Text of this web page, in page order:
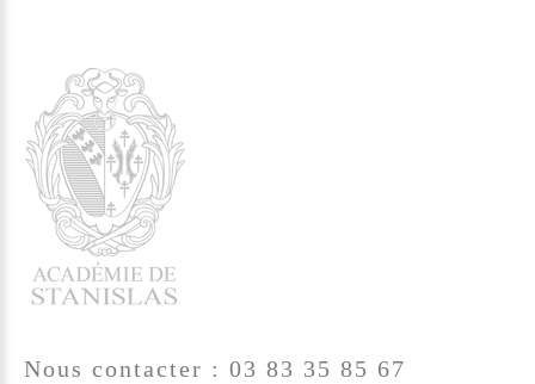
Nous contacter : 03 83 35 85 67